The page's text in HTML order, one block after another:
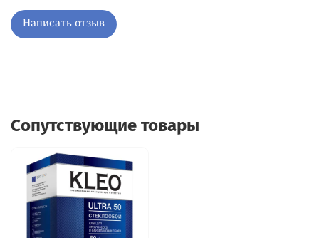
Написать отзыв
Сопутствующие товары